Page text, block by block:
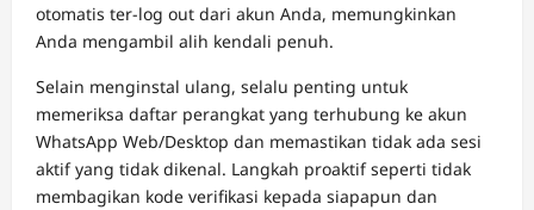
otomatis ter-log out dari akun Anda, memungkinkan
Anda mengambil alih kendali penuh.
Selain menginstal ulang, selalu penting untuk
memeriksa daftar perangkat yang terhubung ke akun
WhatsApp Web/Desktop dan memastikan tidak ada sesi
aktif yang tidak dikenal. Langkah proaktif seperti tidak
membagikan kode verifikasi kepada siapapun dan